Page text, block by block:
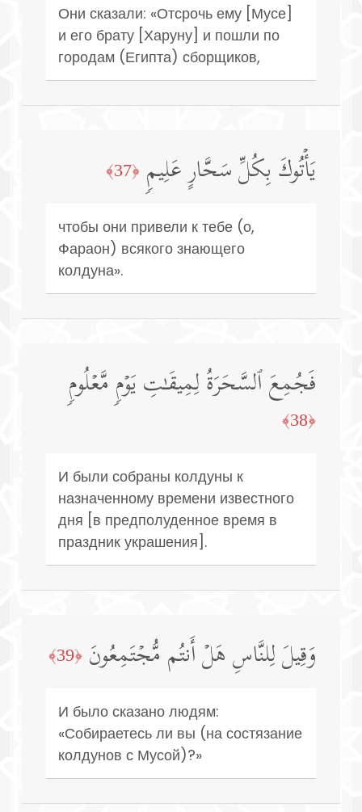
Они сказали: «Отсрочь ему [Мусе]
и его брату [Харуну] и пошли по
городам (Египта) сборщиков,
یَأۡتُوكَ بِكُلِّ سَحَّارٍ عَلِیمࣲ ﴿37﴾
чтобы они привели к тебе (о,
Фараон) всякого знающего
колдуна».
فَجُمِعَ ٱلسَّحَرَةُ لِمِیقَـٰتِ یَوۡمࣲ مَّعۡلُومࣲ
﴿38﴾
И были собраны колдуны к
назначенному времени известного
дня [в предполуденное время в
праздник украшения].
وَقِیلَ لِلنَّاسِ هَلۡ أَنتُم مُّجۡتَمِعُونَ ﴿39﴾
И было сказано людям:
«Собираетесь ли вы (на состязание
колдунов с Мусой)?»